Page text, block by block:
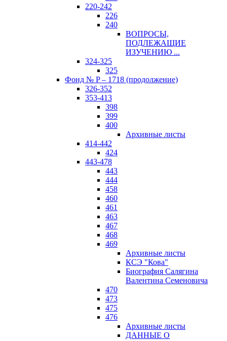
220-242
226
240
ВОПРОСЫ,
ПОДЛЕЖАЩИЕ
ИЗУЧЕНИЮ ...
324-325
325
Фонд № P – 1718 (продолжение)
326-352
353-413
398
399
400
Архивные листы
414-442
424
443-478
443
444
458
460
461
463
467
468
469
Архивные листы
КСЭ "Кова"
Биография Салягина
Валентина Семеновича
470
473
475
476
Архивные листы
ДАННЫЕ О